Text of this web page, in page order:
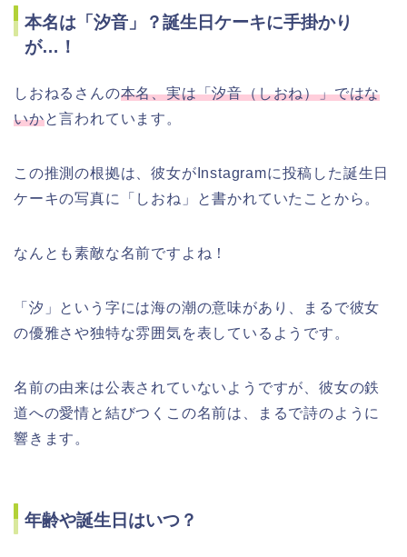
本名は「汐音」？誕生日ケーキに手掛かり
が…！
しおねるさんの本名、実は「汐音（しおね）」ではな
いかと言われています。
この推測の根拠は、彼女がInstagramに投稿した誕生日
ケーキの写真に「しおね」と書かれていたことから。
なんとも素敵な名前ですよね！
「汐」という字には海の潮の意味があり、まるで彼女
の優雅さや独特な雰囲気を表しているようです。
名前の由来は公表されていないようですが、彼女の鉄
道への愛情と結びつくこの名前は、まるで詩のように
響きます。
年齢や誕生日はいつ？